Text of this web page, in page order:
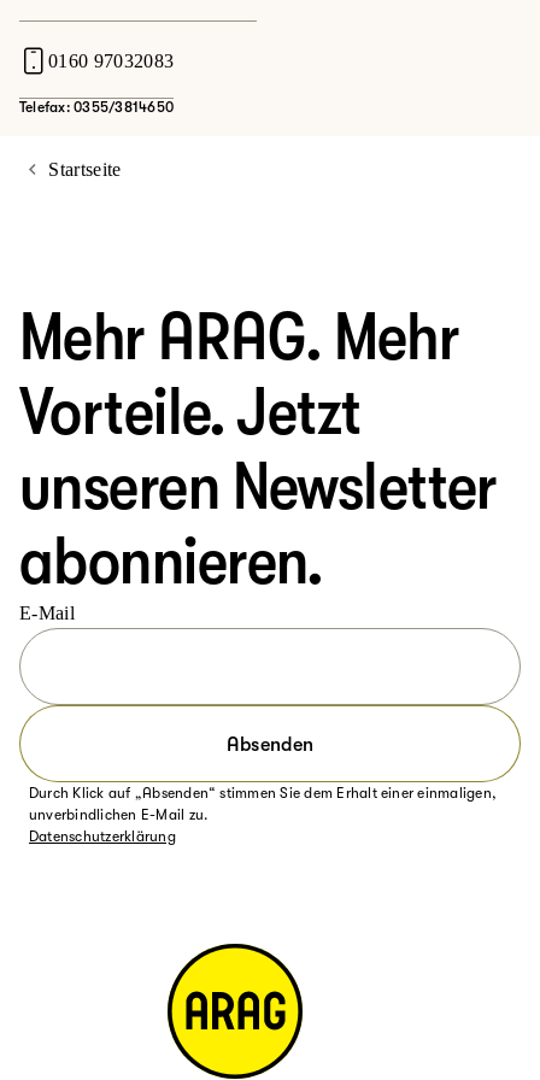
0160 97032083
Telefax: 0355/3814650
Startseite
Mehr ARAG. Mehr
Vorteile. Jetzt
unseren Newsletter
abonnieren.
E-Mail
Absenden
Durch Klick auf „Absenden“ stimmen Sie dem Erhalt einer einmaligen,
unverbindlichen E-Mail zu.
Datenschutzerklärung